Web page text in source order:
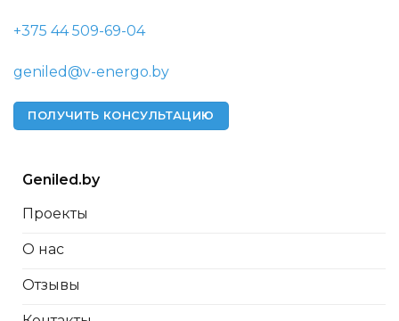
Geniled.by
Проекты
О нас
Отзывы
+375 44 509-69-04
geniled@v-energo.by
ПОЛУЧИТЬ КОНСУЛЬТАЦИЮ